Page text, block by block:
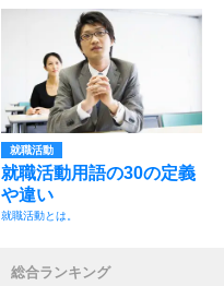
就職活動
就職活動用語の30の定義
や違い
就職活動とは。
総合ランキング